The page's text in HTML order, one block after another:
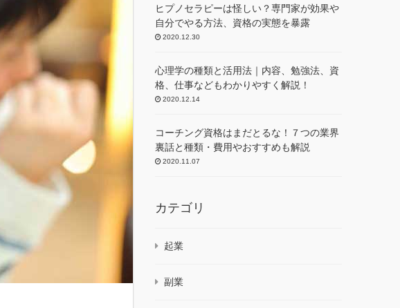
ヒプノセラピーは怪しい？専門家が効果や
自分でやる方法、資格の実態を暴露
2020.12.30
心理学の種類と活用法｜内容、勉強法、資
格、仕事などもわかりやすく解説！
2020.12.14
コーチング資格はまだとるな！７つの業界
裏話と種類・費用やおすすめも解説
2020.11.07
カテゴリ
起業
副業